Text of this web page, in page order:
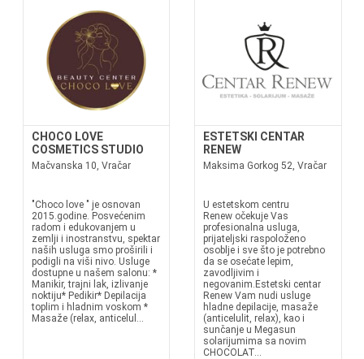
CHOCO LOVE
COSMETICS STUDIO
Mačvanska 10, Vračar
"Choco love " je osnovan
2015.godine. Posvećenim
radom i edukovanjem u
zemlji i inostranstvu, spektar
naših usluga smo proširili i
podigli na viši nivo. Usluge
dostupne u našem salonu: *
Manikir, trajni lak, izlivanje
noktiju* Pedikir* Depilacija
toplim i hladnim voskom *
Masaže (relax, anticelul...
ESTETSKI CENTAR
RENEW
Maksima Gorkog 52, Vračar
U estetskom centru
Renew očekuje Vas
profesionalna usluga,
prijateljski raspoloženo
osoblje i sve što je potrebno
da se osećate lepim,
zavodljivim i
negovanim.Estetski centar
Renew Vam nudi usluge
hladne depilacije, masaže
(anticelulit, relax), kao i
sunčanje u Megasun
solarijumima sa novim
CHOCOLAT...